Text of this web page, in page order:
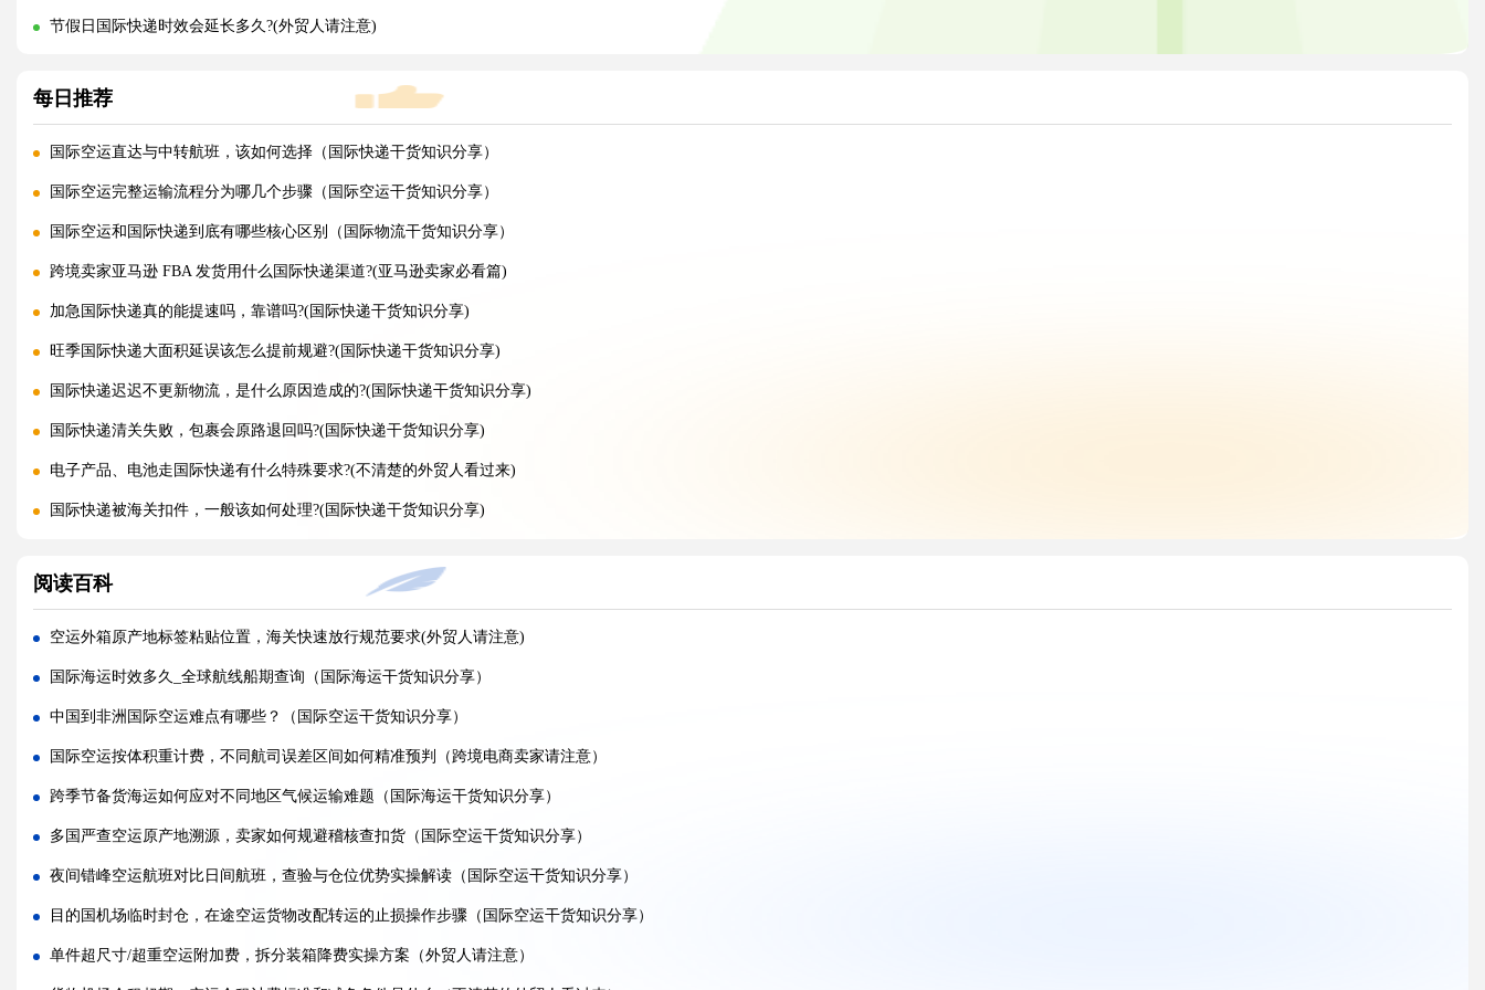
节假日国际快递时效会延长多久?(外贸人请注意)
每日推荐
国际空运直达与中转航班，该如何选择（国际快递干货知识分享）
国际空运完整运输流程分为哪几个步骤（国际空运干货知识分享）
国际空运和国际快递到底有哪些核心区别（国际物流干货知识分享）
跨境卖家亚马逊 FBA 发货用什么国际快递渠道?(亚马逊卖家必看篇)
加急国际快递真的能提速吗，靠谱吗?(国际快递干货知识分享)
旺季国际快递大面积延误该怎么提前规避?(国际快递干货知识分享)
国际快递迟迟不更新物流，是什么原因造成的?(国际快递干货知识分享)
国际快递清关失败，包裹会原路退回吗?(国际快递干货知识分享)
电子产品、电池走国际快递有什么特殊要求?(不清楚的外贸人看过来)
国际快递被海关扣件，一般该如何处理?(国际快递干货知识分享)
不同国家国际快递报价差距为什么这么大?(国际快递干货知识分享)
国际快递运费是怎么计算的，体积重怎么核算?(国际快递干货知识分享)
国际快递可以寄哪些国家，偏远地区能派送吗（国际快递干货知识分享）
什么是国际快递，和国际物流有什么区别（国际快递干货知识分享）
亚马逊 FBA 空运头程，选空派还是纯空运更合适?(国际空运干货知识分享)
实木包装走国际空运，一定要做熏蒸吗?(国际空运干货知识分享)
空运货物被扣，最快多久可以完成清关放行?(国际空运干货知识分享)
国际空运税费由谁承担，到门和到港费用差别在哪?(不清楚的外贸人看过来)
多家货代空运报价差异大，该如何辨别虚高报价?(国际空运干货知识分享)
阅读百科
空运外箱原产地标签粘贴位置，海关快速放行规范要求(外贸人请注意)
国际海运时效多久_全球航线船期查询（国际海运干货知识分享）
中国到非洲国际空运难点有哪些？（国际空运干货知识分享）
国际空运按体积重计费，不同航司误差区间如何精准预判（跨境电商卖家请注意）
跨季节备货海运如何应对不同地区气候运输难题（国际海运干货知识分享）
多国严查空运原产地溯源，卖家如何规避稽核查扣货（国际空运干货知识分享）
夜间错峰空运航班对比日间航班，查验与仓位优势实操解读（国际空运干货知识分享）
目的国机场临时封仓，在途空运货物改配转运的止损操作步骤（国际空运干货知识分享）
单件超尺寸/超重空运附加费，拆分装箱降费实操方案（外贸人请注意）